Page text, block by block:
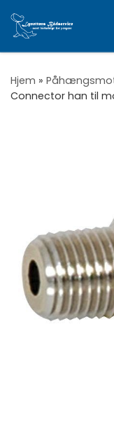
Vis hele indholdet
Hjem »
Connector han til